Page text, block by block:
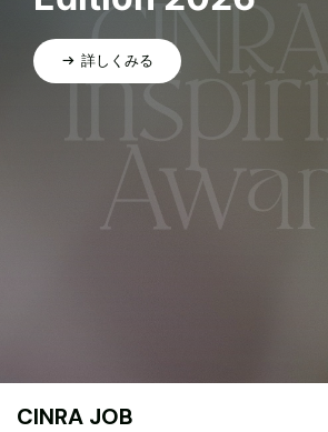
詳しくみる
CINRA JOB